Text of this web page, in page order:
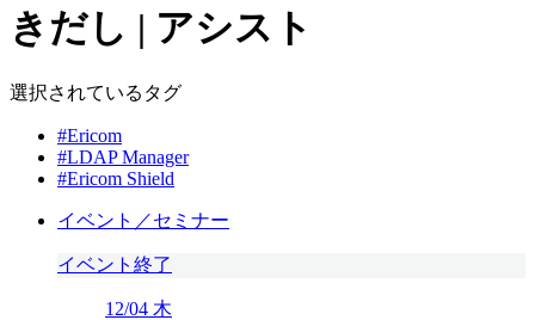
きだし | アシスト
選択されているタグ
#Ericom
#LDAP Manager
#Ericom Shield
イベント／セミナー
イベント終了
12/04 木